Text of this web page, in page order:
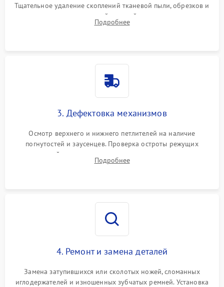
Тщательное удаление скоплений тканевой пыли, обрезков и
очесов из зоны петлителей и ножей с помощью жестких
кистей, пинцета и потока сжатого воздуха.
Подробнее
3. Дефектовка механизмов
Осмотр верхнего и нижнего петлителей на наличие
погнутостей и заусенцев. Проверка остроты режущих
кромок ножей, состояния приводного ремня, электромотора
и механизма дифференциальной подачи ткани.
Подробнее
4. Ремонт и замена деталей
Замена затупившихся или сколотых ножей, сломанных
иглодержателей и изношенных зубчатых ремней. Установка